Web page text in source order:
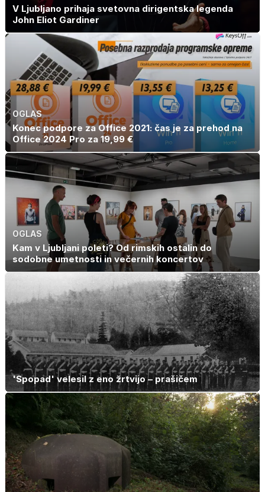
V Ljubljano prihaja svetovna dirigentska legenda
John Eliot Gardiner
OGLAS
Konec podpore za Office 2021: čas je za prehod na
Office 2024 Pro za 19,99 €
OGLAS
Kam v Ljubljani poleti? Od rimskih ostalin do
sodobne umetnosti in večernih koncertov
'Spopad' velesil z eno žrtvijo – prašičem